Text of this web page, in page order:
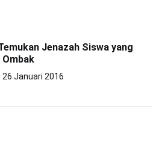
Jenazah Siswa yang
26 Januari 2016